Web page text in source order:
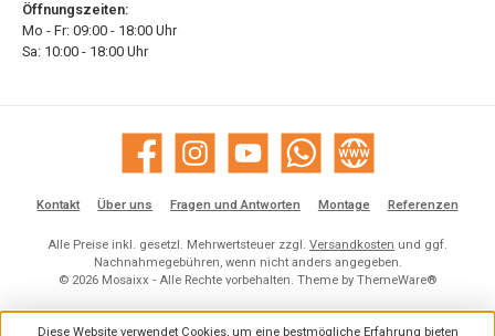
Öffnungszeiten:
Mo - Fr: 09:00 - 18:00 Uhr
Sa: 10:00 - 18:00 Uhr
Facebook Instagram YouTube WhatsApp Website
Kontakt Über uns Fragen und Antworten Montage Referenzen
Alle Preise inkl. gesetzl. Mehrwertsteuer zzgl. Versandkosten und ggf.
Nachnahmegebühren, wenn nicht anders angegeben.
© 2026 Mosaixx - Alle Rechte vorbehalten. Theme by ThemeWare®
Diese Website verwendet Cookies, um eine bestmögliche Erfahrung bieten